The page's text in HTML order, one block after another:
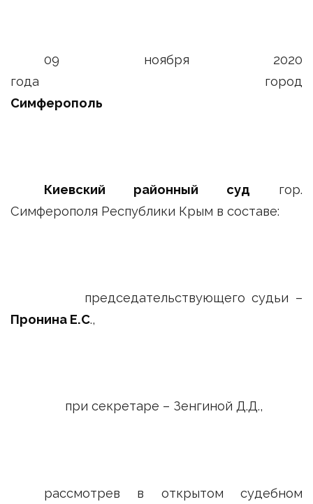
09 ноября 2020
года город
Симферополь
Киевский районный суд гор.
Симферополя Республики Крым в составе:
председательствующего судьи –
Пронина Е.С.,
при секретаре – Зенгиной Д.Д.,
рассмотрев в открытом судебном